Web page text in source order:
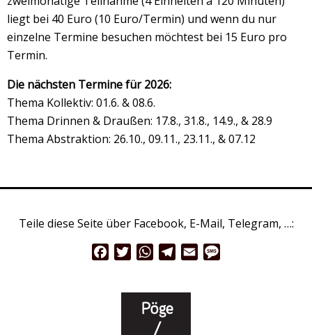
liegt bei 40 Euro (10 Euro/Termin) und wenn du nur
einzelne Termine besuchen möchtest bei 15 Euro pro
Termin.
Die nächsten Termine für 2026:
Thema Kollektiv: 01.6. & 08.6.
Thema Drinnen & Draußen: 17.8., 31.8., 14.9., & 28.9
Thema Abstraktion: 26.10., 09.11., 23.11., & 07.12
Teile diese Seite über Facebook, E-Mail, Telegram, …:
FacebookTwitterWhatsApp
Telegram
Email